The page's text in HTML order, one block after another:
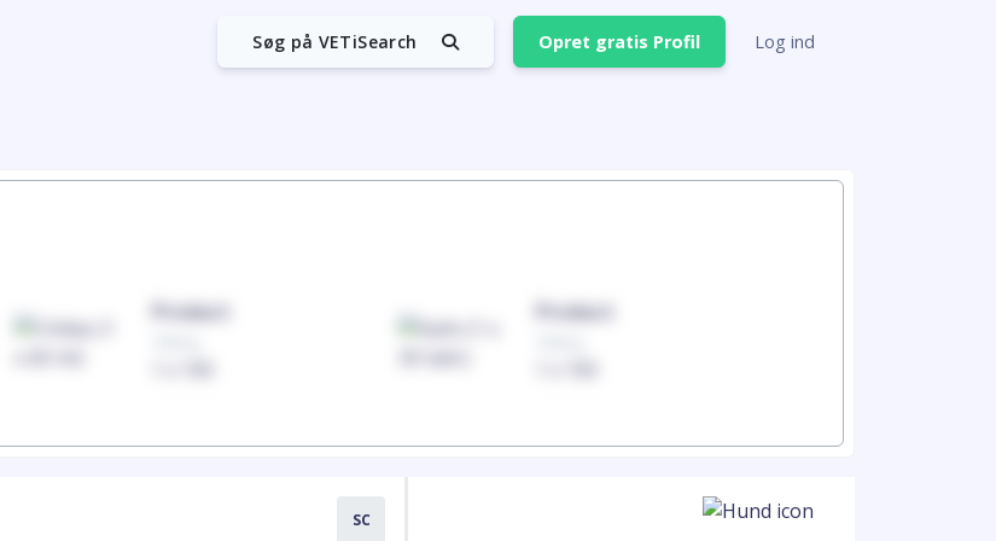
Søg på VETiSearch Opret gratis Profil Log ind
Product Product
SC